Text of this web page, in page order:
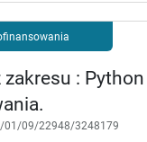
zakresu :
01/09/22948/3248179